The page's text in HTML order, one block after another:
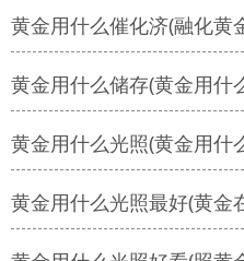
黄金用什么催化济(融化黄
黄金用什么储存(黄金用什
黄金用什么光照(黄金用什
黄金用什么光照最好(黄金